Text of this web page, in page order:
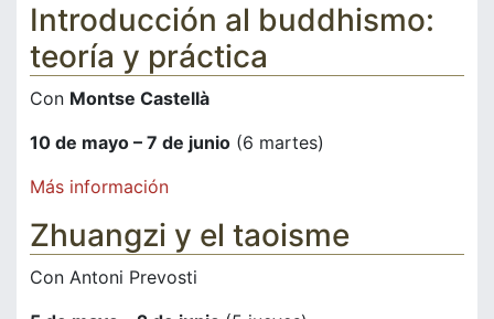
Introducción al buddhismo:
teoría y práctica
Con Montse Castellà
10 de mayo – 7 de junio (6 martes)
Más información
Zhuangzi y el taoisme
Con Antoni Prevosti